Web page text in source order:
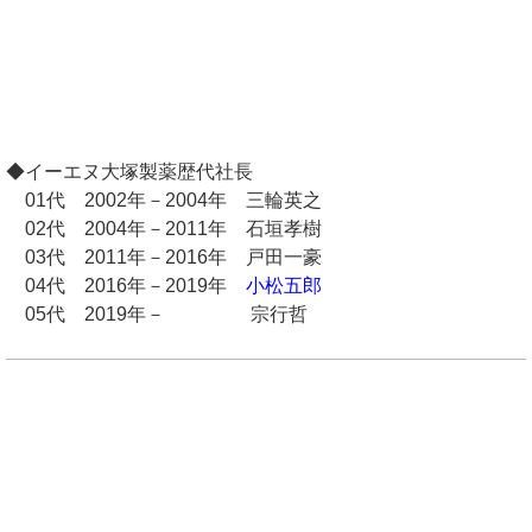
◆イーエヌ大塚製薬歴代社長
01代 2002年－2004年 三輪英之
02代 2004年－2011年 石垣孝樹
03代 2011年－2016年 戸田一豪
04代 2016年－2019年 小松五郎
05代 2019年－ 宗行哲